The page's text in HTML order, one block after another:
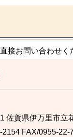
接お問い合わせく
佐賀県伊万里市立
2154 FAX/0955-22-